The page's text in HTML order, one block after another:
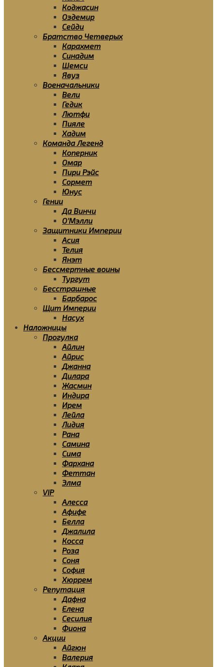
Коджасин
Оздемир
Сейди
Братство Четверых
Карахмет
Синадим
Шемси
Явуз
Военачальники
Вели
Гедик
Лютфи
Пияле
Хадим
Команда Легенд
Коперник
Омар
Пири Рэйс
Сормет
Юнус
Гении
Да Винчи
О’Мэлли
Защитники Империи
Асия
Телия
Янэт
Бессмертные воины
Тургут
Бесстрашные
Барбарос
Щит Империи
Насух
Наложницы
Прогулка
Айлин
Айрис
Джанна
Дилара
Жасмин
Индира
Ирем
Лейла
Лидия
Рана
Самина
Сима
Фархана
Феттан
Элма
VIP
Алесса
Афифе
Белла
Джалила
Косса
Роза
Соня
София
Хюррем
Репутация
Дафна
Елена
Сесилия
Фиона
Акции
Айгюн
Валерия